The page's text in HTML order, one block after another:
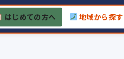
はじめての方へ 地域から探す